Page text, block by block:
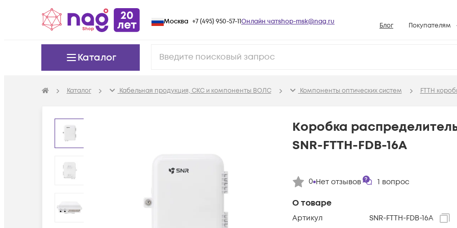
Москва +7 (495) 950-57-11Онлайн чатshop-msk@nag.ru Блог Покупателям
Условия
Возврат
Конфигураторы
Каталог
Каталог Кабельная продукция, СКС и компоненты ВОЛС Компоненты оптических систем FTTH
О товаре
Артикул
SNR-FTTH-FDB-16A
Коробка
SNR-FTTH-FDB-16A
0 Нет отзывов 1 вопрос